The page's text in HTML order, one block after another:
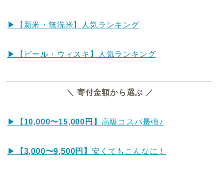
▶︎【新米・無洗米】人気ランキング
▶︎【ビール・ウィスキ】人気ランキング
＼ 寄付金額から選ぶ ／
▶︎ 【10,000〜15,000円】 高級コスパ最強♪
▶︎ 【3,000〜9,500円】安くてもこんなに！